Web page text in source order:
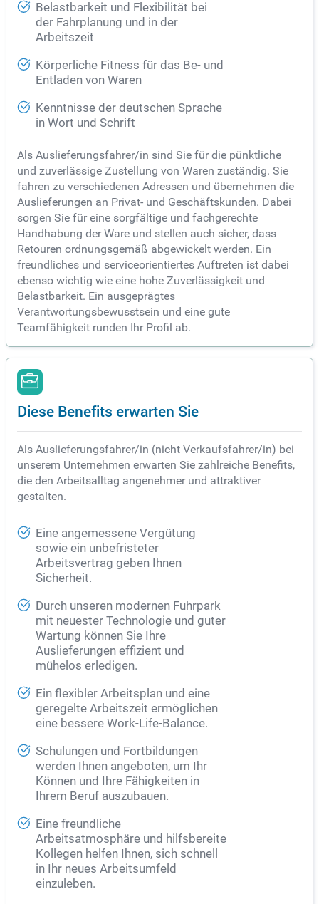
Belastbarkeit und Flexibilität bei
der Fahrplanung und in der
Arbeitszeit
Körperliche Fitness für das Be- und
Entladen von Waren
Kenntnisse der deutschen Sprache
in Wort und Schrift
Als Auslieferungsfahrer/in sind Sie für die pünktliche
und zuverlässige Zustellung von Waren zuständig. Sie
fahren zu verschiedenen Adressen und übernehmen die
Auslieferungen an Privat- und Geschäftskunden. Dabei
sorgen Sie für eine sorgfältige und fachgerechte
Handhabung der Ware und stellen auch sicher, dass
Retouren ordnungsgemäß abgewickelt werden. Ein
freundliches und serviceorientiertes Auftreten ist dabei
ebenso wichtig wie eine hohe Zuverlässigkeit und
Belastbarkeit. Ein ausgeprägtes
Verantwortungsbewusstsein und eine gute
Teamfähigkeit runden Ihr Profil ab.
Diese Benefits erwarten Sie
Als Auslieferungsfahrer/in (nicht Verkaufsfahrer/in) bei
unserem Unternehmen erwarten Sie zahlreiche Benefits,
die den Arbeitsalltag angenehmer und attraktiver
gestalten.
Eine angemessene Vergütung
sowie ein unbefristeter
Arbeitsvertrag geben Ihnen
Sicherheit.
Durch unseren modernen Fuhrpark
mit neuester Technologie und guter
Wartung können Sie Ihre
Auslieferungen effizient und
mühelos erledigen.
Ein flexibler Arbeitsplan und eine
geregelte Arbeitszeit ermöglichen
eine bessere Work-Life-Balance.
Schulungen und Fortbildungen
werden Ihnen angeboten, um Ihr
Können und Ihre Fähigkeiten in
Ihrem Beruf auszubauen.
Eine freundliche
Arbeitsatmosphäre und hilfsbereite
Kollegen helfen Ihnen, sich schnell
in Ihr neues Arbeitsumfeld
einzuleben.